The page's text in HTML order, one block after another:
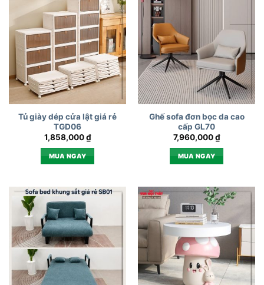
Tủ giày dép cửa lật giá rẻ
TGD06
1,858,000₫
MUA NGAY
Ghế sofa đơn bọc da cao
cấp GL70
7,960,000₫
MUA NGAY